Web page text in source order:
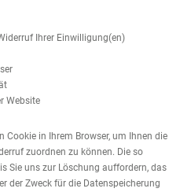
Ihrer Einwilligung(en)
Website
Cookie in Ihrem Browser, um Ihnen die
zuordnen zu können. Die so
Sie uns zur Löschung auffordern, das
der Zweck für die Datenspeicherung